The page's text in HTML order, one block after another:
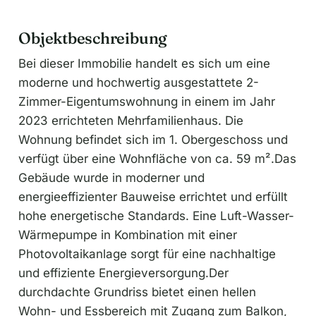
Objektbeschreibung
Bei dieser Immobilie handelt es sich um eine
moderne und hochwertig ausgestattete 2-
Zimmer-Eigentumswohnung in einem im Jahr
2023 errichteten Mehrfamilienhaus. Die
Wohnung befindet sich im 1. Obergeschoss und
verfügt über eine Wohnfläche von ca. 59 m².Das
Gebäude wurde in moderner und
energieeffizienter Bauweise errichtet und erfüllt
hohe energetische Standards. Eine Luft-Wasser-
Wärmepumpe in Kombination mit einer
Photovoltaikanlage sorgt für eine nachhaltige
und effiziente Energieversorgung.Der
durchdachte Grundriss bietet einen hellen
Wohn- und Essbereich mit Zugang zum Balkon,